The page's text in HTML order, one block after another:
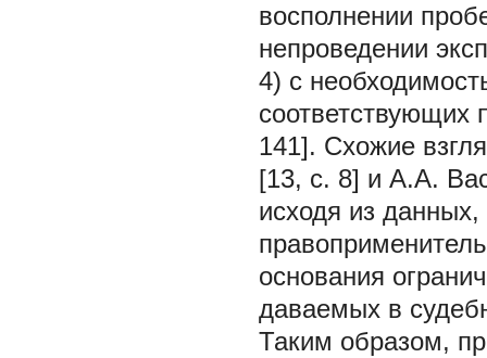
восполнении
непроведении
4) с
соответствующих
141]. Схожие
[13, с. 8] и А.А.
исходя из
основания
даваемых в
Таким образом,